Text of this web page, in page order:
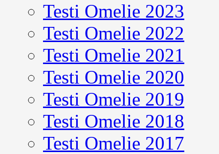
Testi Omelie 2023
Testi Omelie 2022
Testi Omelie 2021
Testi Omelie 2020
Testi Omelie 2019
Testi Omelie 2018
Testi Omelie 2017